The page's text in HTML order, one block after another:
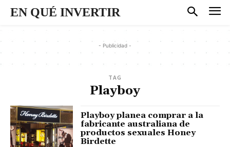
EN QUÉ INVERTIR
- Publicidad -
TAG
Playboy
Playboy planea comprar a la
fabricante australiana de
productos sexuales Honey
Birdette